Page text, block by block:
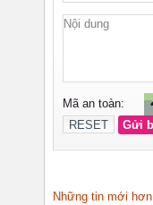
Những tin mới hơn